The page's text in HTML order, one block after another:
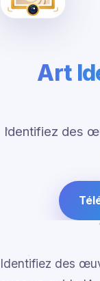
Art
Identifiez des
Identifiez des